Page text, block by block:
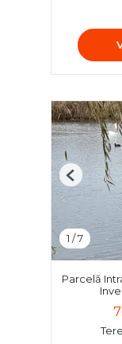
1 /7
Previous
Parcelă